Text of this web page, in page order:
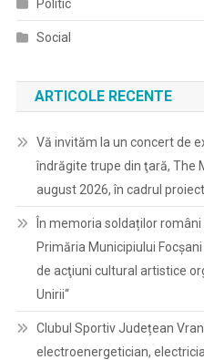
Politic
Social
ARTICOLE RECENTE
Vă invităm la un concert de
îndrăgite trupe din ţară, The
august 2026, în cadrul
În memoria soldaților
Primăria Municipiului
de acţiuni cultural artistice
Unirii“
Clubul Sportiv Județean
electroenergetician,